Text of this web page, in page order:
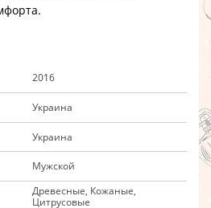
2016
Украина
Украина
Мужской
Древесные, Кожаные,
Цитрусовые